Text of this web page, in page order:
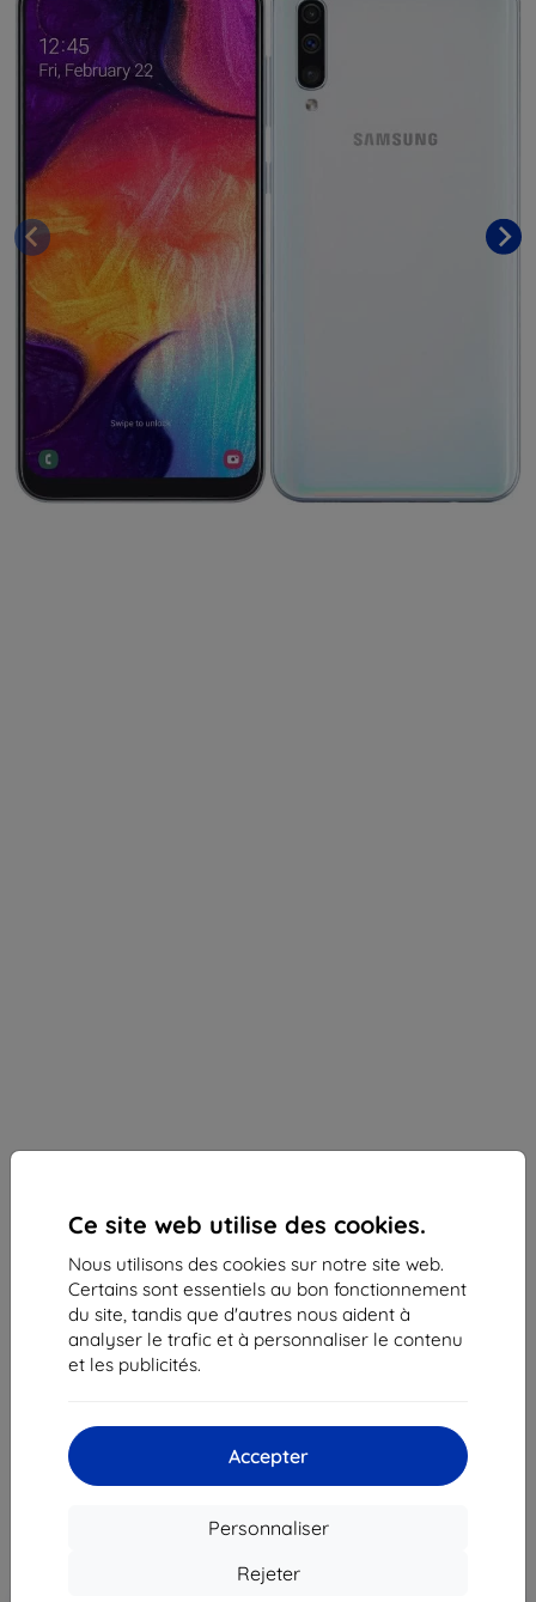
Ce site web utilise des cookies.
Nous utilisons des cookies sur notre site web.
Certains sont essentiels au bon fonctionnement
du site, tandis que d'autres nous aident à
analyser le trafic et à personnaliser le contenu
et les publicités.
Accepter
Personnaliser
Rejeter
Téléphone mobile Samsung Galaxy A50, White
(SM-A505FZWSORX)